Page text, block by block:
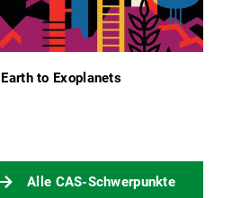
to Exoplanets
Alle CAS-Schwerpunkte